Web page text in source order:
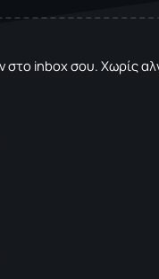
inbox σου. Χωρίς